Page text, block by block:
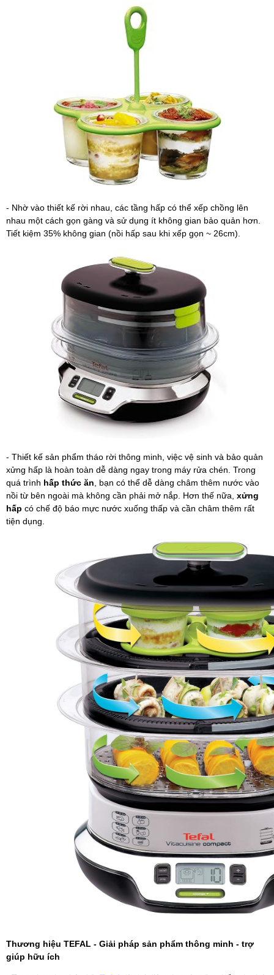
- Nhờ vào thiết kế rời nhau, các tầng hấp có thể xếp chồng lên
nhau một cách gọn gàng và sử dụng ít không gian bảo quản hơn.
Tiết kiệm 35% không gian (nồi hấp sau khi xếp gọn ~ 26cm).
- Thiết kế sản phẩm tháo rời thông minh, việc vệ sinh và bảo quản
xửng hấp là hoàn toàn dễ dàng ngay trong máy rửa chén. Trong
quá trình hấp thức ăn , bạn có thể dễ dàng châm thêm nước vào
nồi từ bên ngoài mà không cần phải mở nắp. Hơn thế nữa, xửng
hấp có chế độ báo mực nước xuống thấp và cần châm thêm rất
tiện dụng.
Thương hiệu TEFAL - Giải pháp sản phẩm thông minh - trợ
giúp hữu ích